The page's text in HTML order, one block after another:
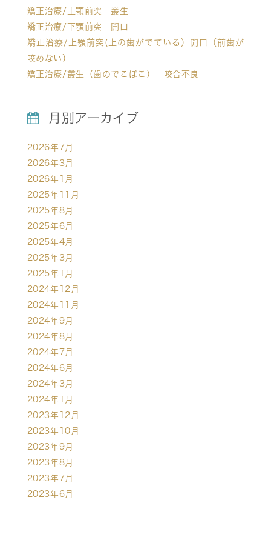
矯正治療/上顎前突 叢生
矯正治療/下顎前突 開口
矯正治療/上顎前突(上の歯がでている）開口（前歯が
咬めない）
矯正治療/叢生（歯のでこぼこ） 咬合不良
月別アーカイブ
2026年7月
2026年3月
2026年1月
2025年11月
2025年8月
2025年6月
2025年4月
2025年3月
2025年1月
2024年12月
2024年11月
2024年9月
2024年8月
2024年7月
2024年6月
2024年3月
2024年1月
2023年12月
2023年10月
2023年9月
2023年8月
2023年7月
2023年6月